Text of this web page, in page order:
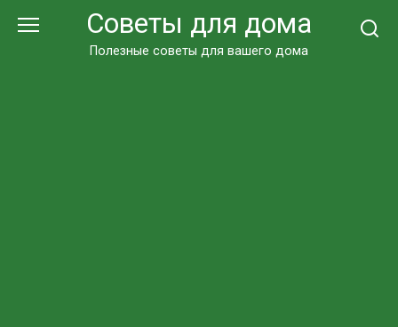
Советы для дома
Полезные советы для вашего дома